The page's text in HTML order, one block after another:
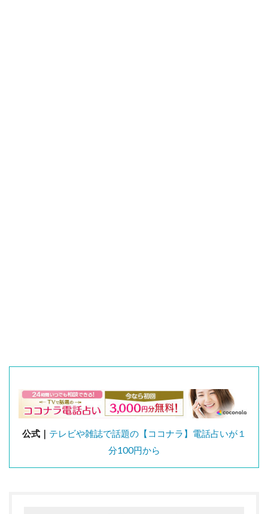
公式｜ テレビや雑誌で話題の【ココナラ】電話占いが１
分100円から